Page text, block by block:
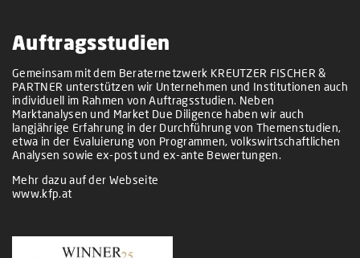
Auftragsstudien
Gemeinsam mit dem Beraternetzwerk KREUTZER FISCHER &
PARTNER unterstützen wir Unternehmen und Institutionen auch
individuell im Rahmen von Auftragsstudien. Neben
Marktanalysen und Market Due Diligence haben wir auch
langjährige Erfahrung in der Durchführung von Themenstudien,
etwa in der Evaluierung von Programmen, volkswirtschaftlichen
Analysen sowie ex-post und ex-ante Bewertungen.
Mehr dazu auf der Webseite
www.kfp.at